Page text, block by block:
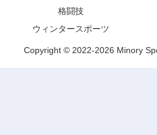
格闘技
ウィンタースポーツ
Copyright © 2022-2026 Minory